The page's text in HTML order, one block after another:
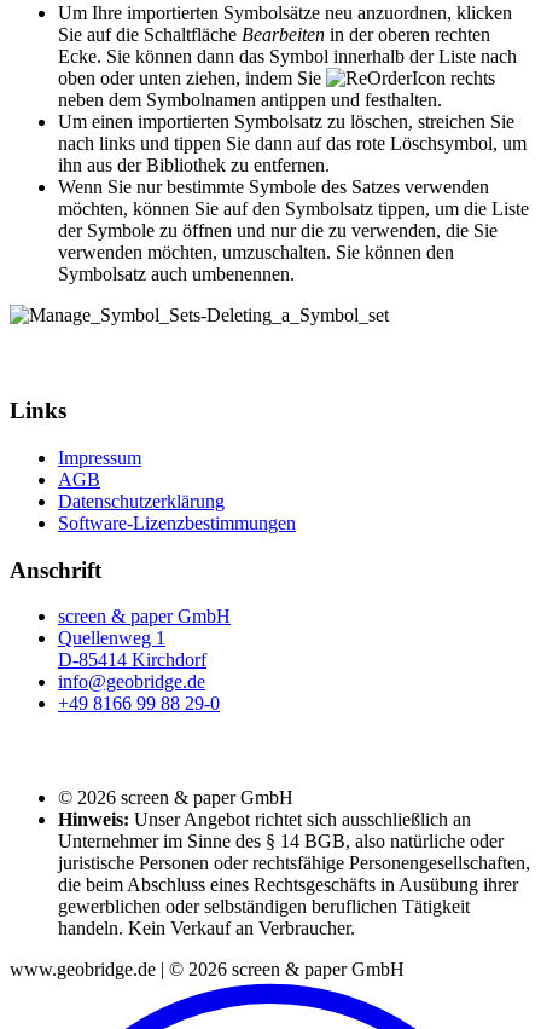
Um Ihre importierten Symbolsätze neu anzuordnen, klicken
Sie auf die Schaltfläche Bearbeiten in der oberen rechten
Ecke. Sie können dann das Symbol innerhalb der Liste nach
oben oder unten ziehen, indem Sie
rechts
neben dem Symbolnamen antippen und festhalten.
Um einen importierten Symbolsatz zu löschen, streichen Sie
nach links und tippen Sie dann auf das rote Löschsymbol, um
ihn aus der Bibliothek zu entfernen.
Wenn Sie nur bestimmte Symbole des Satzes verwenden
möchten, können Sie auf den Symbolsatz tippen, um die Liste
der Symbole zu öffnen und nur die zu verwenden, die Sie
verwenden möchten, umzuschalten. Sie können den
Symbolsatz auch umbenennen.
Links
Impressum
AGB
Datenschutzerklärung
Software-Lizenzbestimmungen
Anschrift
screen & paper GmbH
Quellenweg 1
D-85414 Kirchdorf
info@geobridge.de
+49 8166 99 88 29-0
© 2026 screen & paper GmbH
Hinweis: Unser Angebot richtet sich ausschließlich an
Unternehmer im Sinne des § 14 BGB, also natürliche oder
juristische Personen oder rechtsfähige Personengesellschaften,
die beim Abschluss eines Rechtsgeschäfts in Ausübung ihrer
gewerblichen oder selbständigen beruflichen Tätigkeit
handeln. Kein Verkauf an Verbraucher.
www.geobridge.de | © 2026 screen & paper GmbH